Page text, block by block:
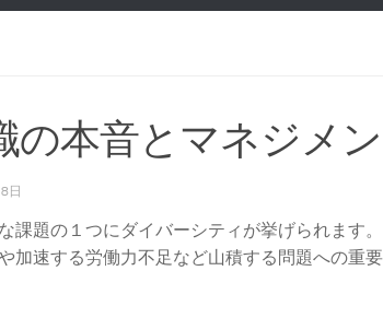
の本音とマネジメ
日
課題の１つにダイバーシティが挙げられます
加速する労働力不足など山積する問題への重